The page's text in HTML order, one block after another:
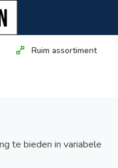
Ruim assortiment
te bieden in variabele